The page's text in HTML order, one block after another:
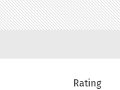
Rating